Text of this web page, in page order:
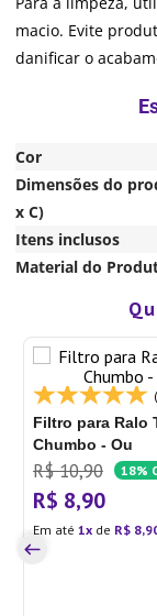
macio. Evite
danificar o
Cor
Dimensões do
x C)
Itens inclusos
Material do
Filtro para Ralo
Chumbo - Ou
R$ 10,90 18%
R$ 8,90
Em até 1 de R$ 8,